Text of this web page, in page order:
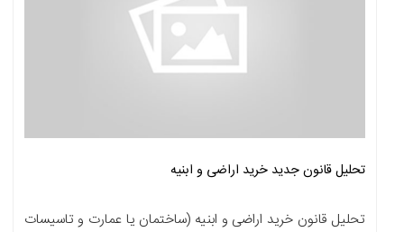
تحلیل قانون جدید خرید اراضی و ابنیه
تحلیل قانون خرید اراضی و ابنیه (ساختمان یا عمارت و تاسیسات